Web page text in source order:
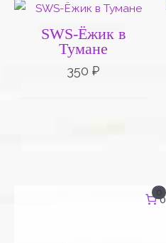
SWS-Ёжик в
Тумане
350 ₽
0